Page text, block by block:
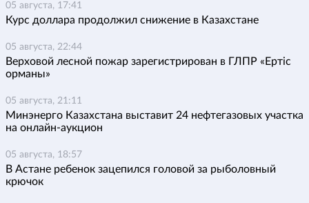
05 августа, 17:41
Курс доллара продолжил снижение в Казахстане
05 августа, 22:44
Верховой лесной пожар зарегистрирован в ГЛПР «Ертіс
орманы»
05 августа, 21:11
Минэнерго Казахстана выставит 24 нефтегазовых участка
на онлайн-аукцион
05 августа, 18:57
В Астане ребенок зацепился головой за рыболовный
крючок